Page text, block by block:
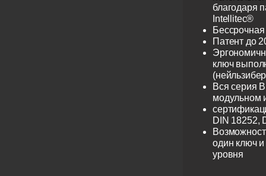
благодаря
Intellitec®
Патент до
ключ
Вся серия
модульном
DIN 18252,
один ключ и
уровня